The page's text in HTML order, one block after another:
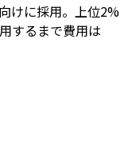
けに採用。上位2%
するまで費用は